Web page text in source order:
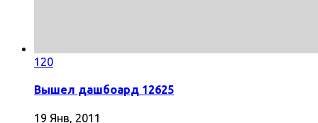
120
Вышел дашбоард 12625
19 Янв, 2011